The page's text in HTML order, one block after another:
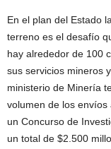
En el plan del Estado
terreno es el desafío
hay alrededor de 100
sus servicios mineros
ministerio de Minería
volumen de los
un Concurso de
un total de $2.500